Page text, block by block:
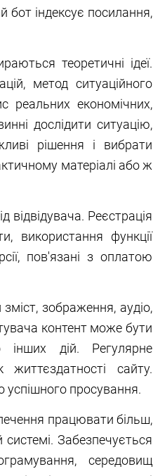
бот індексує посилання,
теоретичні ідеї.
метод ситуаційного
реальних економічних,
дослідити ситуацію,
рішення і вибрати
матеріалі або ж
відвідувача. Реєстрація
використання функції
пов'язані з оплатою
зображення, аудіо,
контент може бути
інших дій. Регулярне
сайту.
успішного просування.
працювати більш,
системі. Забезпечується
середовищ